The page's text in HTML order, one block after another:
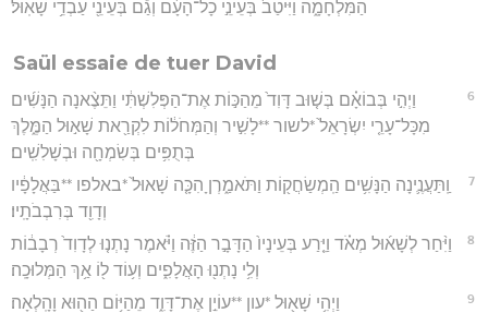
הַמִּלְחָמָ֑ה וַיִּיטַב֙ בְּעֵינֵ֣י כָל־הָעָ֔ם וְגַ֕ם בְּעֵינֵ֖י עַבְדֵ֥י שָׁאֽוּל׃
Saül essaie de tuer David
6
וַיְהִ֣י בְּבוֹאָ֗ם בְּשׁ֤וּב דָּוִד֙ מֵהַכּ֣וֹת אֶת־הַפְּלִשְׁתִּ֔י וַתֵּצֶ֨אנָה הַנָּשִׁ֜ים
מִכָּל־עָרֵ֤י יִשְׂרָאֵל֙ *לשור **לָשִׁ֣יר וְהַמְּחֹל֔וֹת לִקְרַ֖את שָׁא֣וּל הַמֶּ֑לֶךְ
בְּתֻפִּ֥ים בְּשִׂמְחָ֖ה וּבְשָׁלִשִֽׁים׃
7
וַֽתַּעֲנֶ֛ינָה הַנָּשִׁ֥ים הַֽמְשַׂחֲק֖וֹת וַתֹּאמַ֑רְןָ הִכָּ֤ה שָׁאוּל֙ *באלפו **בַּאֲלָפָ֔יו
וְדָוִ֖ד בְּרִבְבֹתָֽיו׃
8
וַיִּ֨חַר לְשָׁא֜וּל מְאֹ֗ד וַיֵּ֤רַע בְּעֵינָיו֙ הַדָּבָ֣ר הַזֶּ֔ה וַיֹּ֗אמֶר נָתְנ֤וּ לְדָוִד֙ רְבָב֔וֹת
וְלִ֥י נָתְנ֖וּ הָאֲלָפִ֑ים וְע֥וֹד ל֖וֹ אַ֥ךְ הַמְּלוּכָֽה׃
9 וַיְהִ֥י שָׁא֖וּל *עון **עוֹיֵ֣ן אֶת־דָּוִ֑ד מֵהַיּ֥וֹם הַה֖וּא וָהָֽלְאָה׃